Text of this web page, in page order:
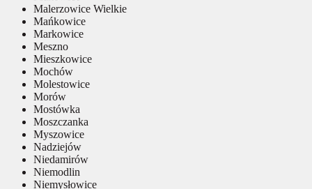
Malerzowice Wielkie
Mańkowice
Markowice
Meszno
Mieszkowice
Mochów
Molestowice
Morów
Mostówka
Moszczanka
Myszowice
Nadziejów
Niedamirów
Niemodlin
Niemysłowice